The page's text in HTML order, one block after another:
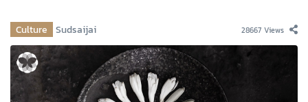
Culture Sudsaijai 28667 Views